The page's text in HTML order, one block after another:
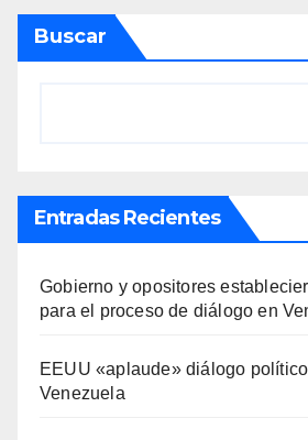
Buscar
Entradas Recientes
Gobierno y opositores
para el proceso de diálogo en
EEUU «aplaude» diálogo
Venezuela